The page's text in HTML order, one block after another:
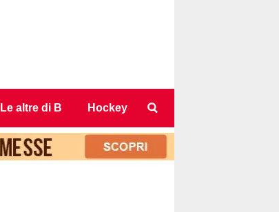
Le altre di B Hockey